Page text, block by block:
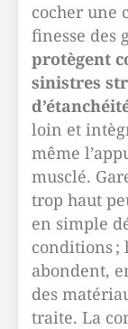
cocher une
finesse des
protègent
sinistres
loin et
même
musclé.
trop haut
en simple
conditions ;
abondent,
des
traite. La